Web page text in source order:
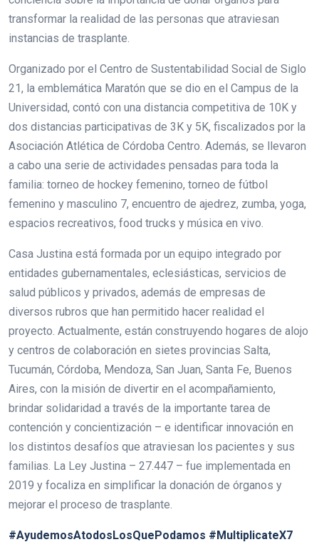
transformar la realidad de las personas que atraviesan
instancias de trasplante.
Organizado por el Centro de Sustentabilidad Social de Siglo
21, la emblemática Maratón que se dio en el Campus de la
Universidad, contó con una distancia competitiva de 10K y
dos distancias participativas de 3K y 5K, fiscalizados por la
Asociación Atlética de Córdoba Centro. Además, se llevaron
a cabo una serie de actividades pensadas para toda la
familia: torneo de hockey femenino, torneo de fútbol
femenino y masculino 7, encuentro de ajedrez, zumba, yoga,
espacios recreativos, food trucks y música en vivo.
Casa Justina está formada por un equipo integrado por
entidades gubernamentales, eclesiásticas, servicios de
salud públicos y privados, además de empresas de
diversos rubros que han permitido hacer realidad el
proyecto. Actualmente, están construyendo hogares de alojo
y centros de colaboración en sietes provincias Salta,
Tucumán, Córdoba, Mendoza, San Juan, Santa Fe, Buenos
Aires, con la misión de divertir en el acompañamiento,
brindar solidaridad a través de la importante tarea de
contención y concientización – e identificar innovación en
los distintos desafíos que atraviesan los pacientes y sus
familias. La Ley Justina – 27.447 – fue implementada en
2019 y focaliza en simplificar la donación de órganos y
mejorar el proceso de trasplante.
#AyudemosAtodosLosQuePodamos #MultiplicateX7